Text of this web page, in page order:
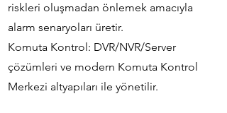
riskleri oluşmadan önlemek amacıyla
alarm senaryoları üretir.
Komuta Kontrol: DVR/NVR/Server
çözümleri ve modern Komuta Kontrol
Merkezi altyapıları ile yönetilir.